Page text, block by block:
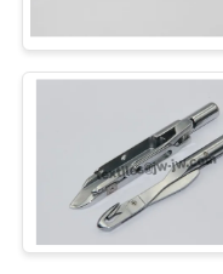
FABRIK
KONTAKT